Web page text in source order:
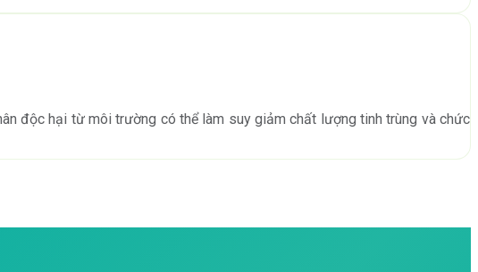
độc hại từ môi trường có thể làm suy giảm chất lượng tinh trùng và chức